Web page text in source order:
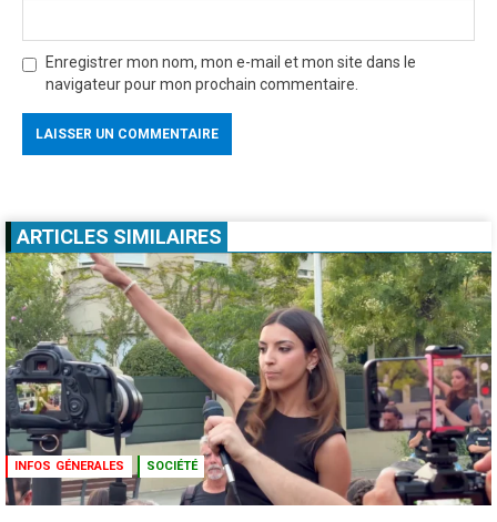
Enregistrer mon nom, mon e-mail et mon site dans le
navigateur pour mon prochain commentaire.
ARTICLES SIMILAIRES
INFOS GÉNERALES SOCIÉTÉ